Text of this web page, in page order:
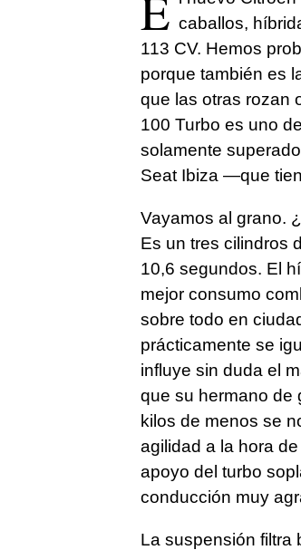
caballos,
113 CV. Hemos
porque también es
que las otras rozan
100 Turbo es uno
solamente
Seat Ibiza —que
Vayamos al grano.
Es un tres cilindros
10,6 segundos. El
mejor consumo
sobre todo en
prácticamente se
influye sin duda el
que su hermano de
kilos de menos se
agilidad a la hora
apoyo del turbo
conducción muy
La suspensión filtra